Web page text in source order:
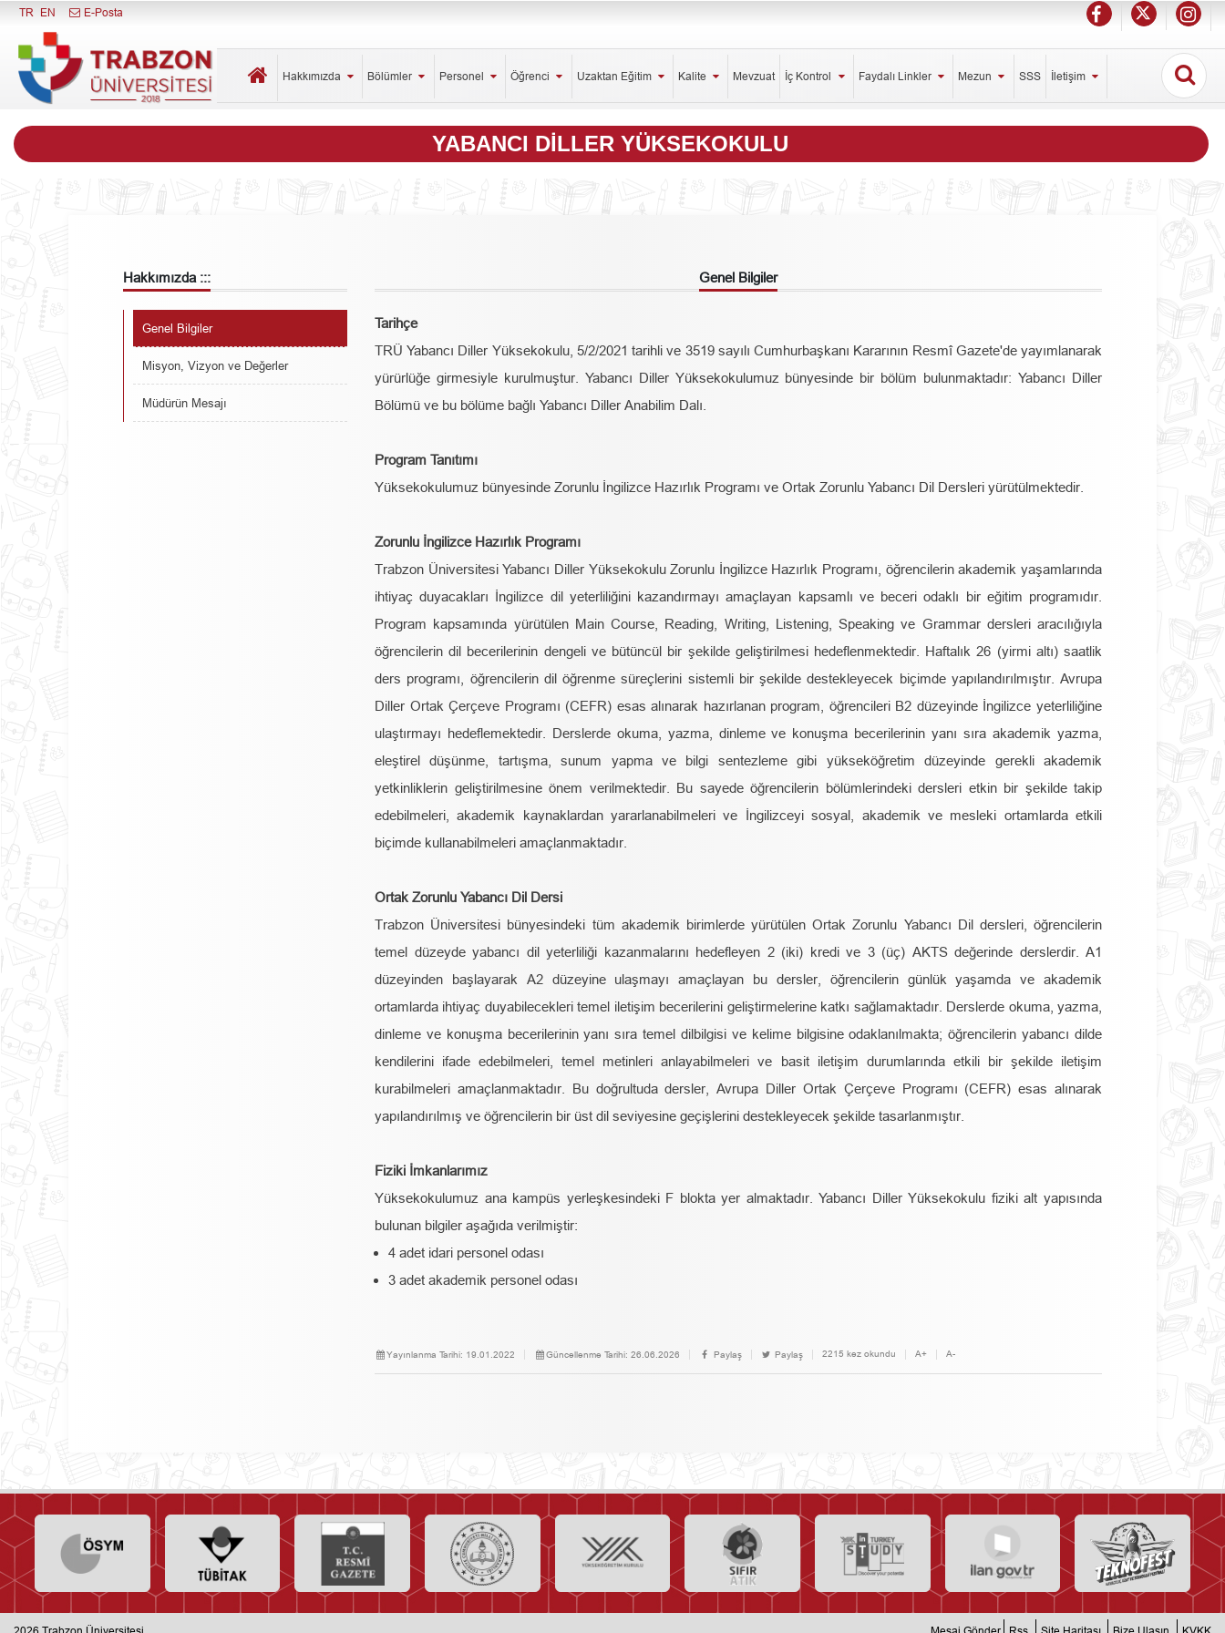
Menüyü Kapat
TR EN E-Posta
Hakkımızda Bölümler Personel Öğrenci Uzaktan Eğitim Kalite Mevzuat İç Kontrol Faydalı Linkler Mezun SSS İletişim
YABANCI DILLER YÜKSEKOKULU
Hakkımızda :::
Genel Bilgiler
Misyon, Vizyon ve Değerler
Müdürün Mesajı
Genel Bilgiler
Tarihçe
TRÜ Yabancı Diller Yüksekokulu, 5/2/2021 tarihli ve 3519 sayılı Cumhurbaşkanı Kararının Resmî Gazete'de yayımlanarak
yürürlüğe girmesiyle kurulmuştur. Yabancı Diller Yüksekokulumuz bünyesinde bir bölüm bulunmaktadır: Yabancı Diller
Bölümü ve bu bölüme bağlı Yabancı Diller Anabilim Dalı.
Program Tanıtımı
Yüksekokulumuz bünyesinde Zorunlu İngilizce Hazırlık Programı ve Ortak Zorunlu Yabancı Dil Dersleri yürütülmektedir.
Zorunlu İngilizce Hazırlık Programı
Trabzon Üniversitesi Yabancı Diller Yüksekokulu Zorunlu İngilizce Hazırlık Programı, öğrencilerin akademik yaşamlarında
ihtiyaç duyacakları İngilizce dil yeterliliğini kazandırmayı amaçlayan kapsamlı ve beceri odaklı bir eğitim programıdır.
Program kapsamında yürütülen Main Course, Reading, Writing, Listening, Speaking ve Grammar dersleri aracılığıyla
öğrencilerin dil becerilerinin dengeli ve bütüncül bir şekilde geliştirilmesi hedeflenmektedir. Haftalık 26 (yirmi altı) saatlik
ders programı, öğrencilerin dil öğrenme süreçlerini sistemli bir şekilde destekleyecek biçimde yapılandırılmıştır. Avrupa
Diller Ortak Çerçeve Programı (CEFR) esas alınarak hazırlanan program, öğrencileri B2 düzeyinde İngilizce yeterliliğine
ulaştırmayı hedeflemektedir. Derslerde okuma, yazma, dinleme ve konuşma becerilerinin yanı sıra akademik yazma,
eleştirel düşünme, tartışma, sunum yapma ve bilgi sentezleme gibi yükseköğretim düzeyinde gerekli akademik
yetkinliklerin geliştirilmesine önem verilmektedir. Bu sayede öğrencilerin bölümlerindeki dersleri etkin bir şekilde takip
edebilmeleri, akademik kaynaklardan yararlanabilmeleri ve İngilizceyi sosyal, akademik ve mesleki ortamlarda etkili
biçimde kullanabilmeleri amaçlanmaktadır.
Ortak Zorunlu Yabancı Dil Dersi
Trabzon Üniversitesi bünyesindeki tüm akademik birimlerde yürütülen Ortak Zorunlu Yabancı Dil dersleri, öğrencilerin
temel düzeyde yabancı dil yeterliliği kazanmalarını hedefleyen 2 (iki) kredi ve 3 (üç) AKTS değerinde derslerdir. A1
düzeyinden başlayarak A2 düzeyine ulaşmayı amaçlayan bu dersler, öğrencilerin günlük yaşamda ve akademik
ortamlarda ihtiyaç duyabilecekleri temel iletişim becerilerini geliştirmelerine katkı sağlamaktadır. Derslerde okuma, yazma,
dinleme ve konuşma becerilerinin yanı sıra temel dilbilgisi ve kelime bilgisine odaklanılmakta; öğrencilerin yabancı dilde
kendilerini ifade edebilmeleri, temel metinleri anlayabilmeleri ve basit iletişim durumlarında etkili bir şekilde iletişim
kurabilmeleri amaçlanmaktadır. Bu doğrultuda dersler, Avrupa Diller Ortak Çerçeve Programı (CEFR) esas alınarak
yapılandırılmış ve öğrencilerin bir üst dil seviyesine geçişlerini destekleyecek şekilde tasarlanmıştır.
Fiziki İmkanlarımız
Yüksekokulumuz ana kampüs yerleşkesindeki F blokta yer almaktadır. Yabancı Diller Yüksekokulu fiziki alt yapısında
bulunan bilgiler aşağıda verilmiştir:
4 adet idari personel odası
3 adet akademik personel odası
Yayınlanma Tarihi: 19.01.2022 Güncellenme Tarihi: 26.06.2026 Paylaş Paylaş 2215 kez okundu A+ A-